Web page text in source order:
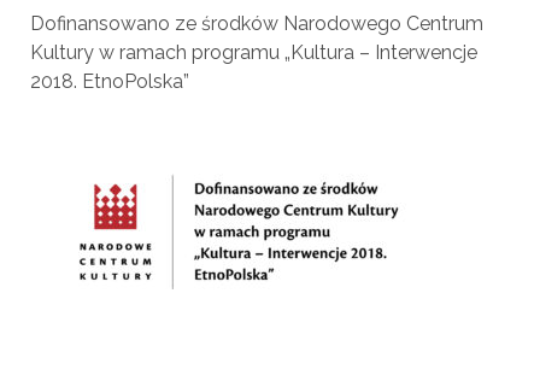
Dofinansowano ze środków Narodowego Centrum
Kultury w ramach programu „Kultura – Interwencje
2018. EtnoPolska”